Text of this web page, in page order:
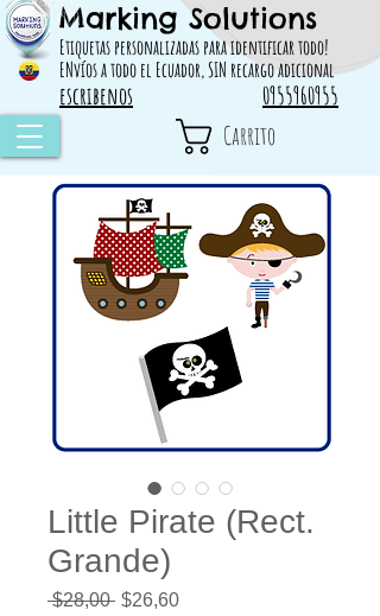
Marking Solutions
Etiquetas personalizadas para identificar todo!
ENvíos a todo el Ecuador, SIN recargo adicional
314828 498717
escribenos 0955960955
Carrito
Little Pirate (Rect.
Grande)
$28,00 Precio
$26,60Precio